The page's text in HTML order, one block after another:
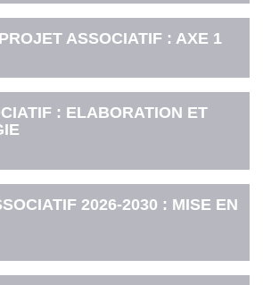
ASSOCIATIF : AXE 1
: ELABORATION ET
2026-2030 : MISE EN